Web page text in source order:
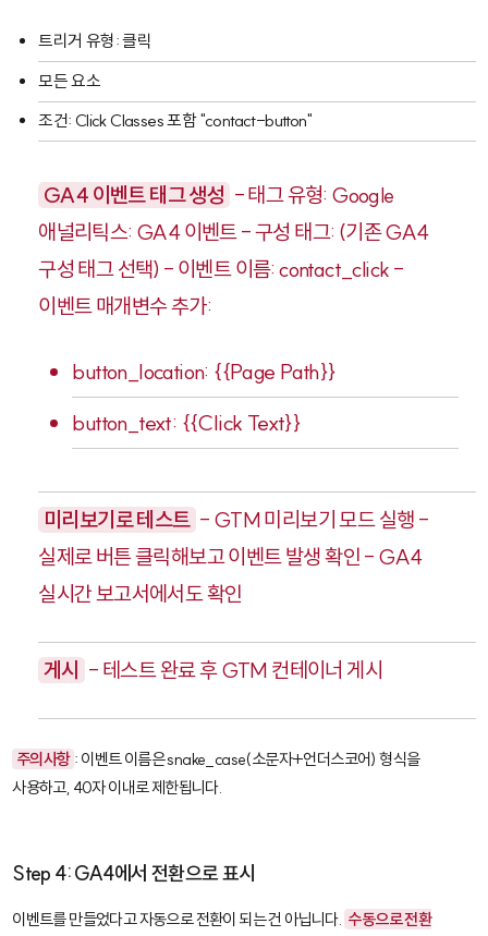
트리거 유형: 클릭
모든 요소
조건: Click Classes 포함 "contact-button"
GA4 이벤트 태그 생성 - 태그 유형: Google
애널리틱스: GA4 이벤트 - 구성 태그: (기존 GA4
구성 태그 선택) - 이벤트 이름:contact_click -
이벤트 매개변수 추가:
button_location: {{Page Path}}
button_text: {{Click Text}}
미리보기로 테스트 - GTM 미리보기 모드 실행 -
실제로 버튼 클릭해보고 이벤트 발생 확인 - GA4
실시간 보고서에서도 확인
게시 - 테스트 완료 후 GTM 컨테이너 게시
주의사항 : 이벤트 이름은snake_case(소문자+언더스코어) 형식을
사용하고, 40자 이내로 제한됩니다.
Step 4: GA4에서 전환으로 표시
이벤트를 만들었다고 자동으로 전환이 되는 건 아닙니다. 수동으로 전환